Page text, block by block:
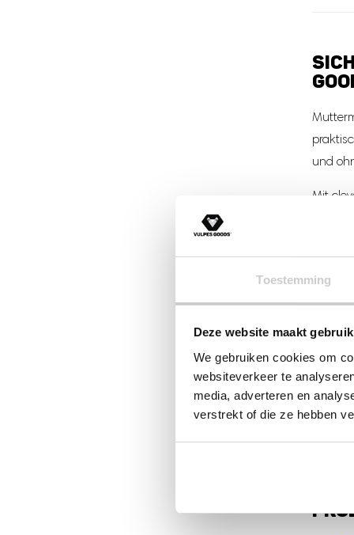
Toestemming
Deze website maakt
We gebruiken cookies om
websiteverkeer te
media, adverteren en
verstrekt of die ze hebben
und
Mit